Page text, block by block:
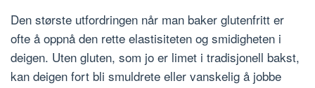
Den største utfordringen når man baker glutenfritt er
ofte å oppnå den rette elastisiteten og smidigheten i
deigen. Uten gluten, som jo er limet i tradisjonell bakst,
kan deigen fort bli smuldrete eller vanskelig å jobbe